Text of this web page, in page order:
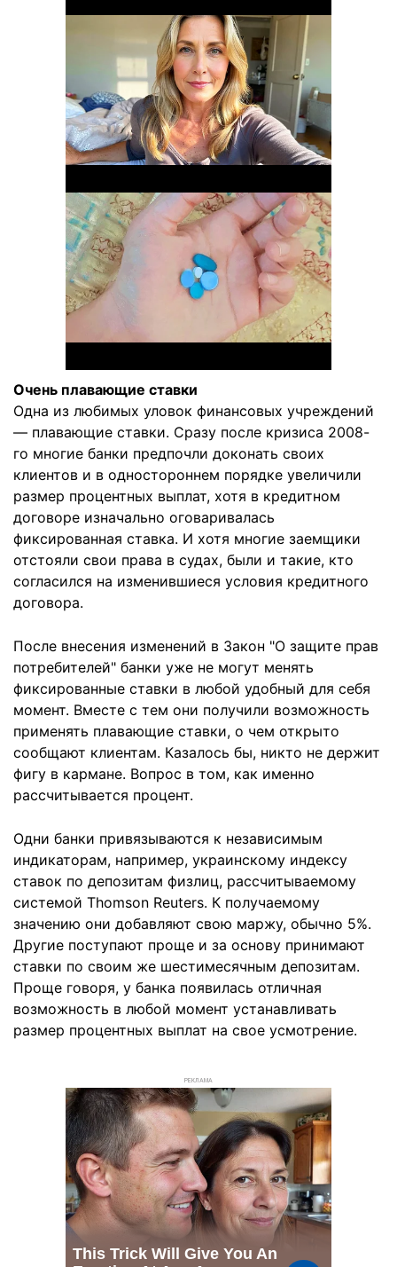
Очень плавающие ставки
Одна из любимых уловок финансовых учреждений
— плавающие ставки. Сразу после кризиса 2008-
го многие банки предпочли доконать своих
клиентов и в одностороннем порядке увеличили
размер процентных выплат, хотя в кредитном
договоре изначально оговаривалась
фиксированная ставка. И хотя многие заемщики
отстояли свои права в судах, были и такие, кто
согласился на изменившиеся условия кредитного
договора.
После внесения изменений в Закон "О защите прав
потребителей" банки уже не могут менять
фиксированные ставки в любой удобный для себя
момент. Вместе с тем они получили возможность
применять плавающие ставки, о чем открыто
сообщают клиентам. Казалось бы, никто не держит
фигу в кармане. Вопрос в том, как именно
рассчитывается процент.
Одни банки привязываются к независимым
индикаторам, например, украинскому индексу
ставок по депозитам физлиц, рассчитываемому
системой Thomson Reuters. К получаемому
значению они добавляют свою маржу, обычно 5%.
Другие поступают проще и за основу принимают
ставки по своим же шестимесячным депозитам.
Проще говоря, у банка появилась отличная
возможность в любой момент устанавливать
размер процентных выплат на свое усмотрение.
РЕКЛАМА